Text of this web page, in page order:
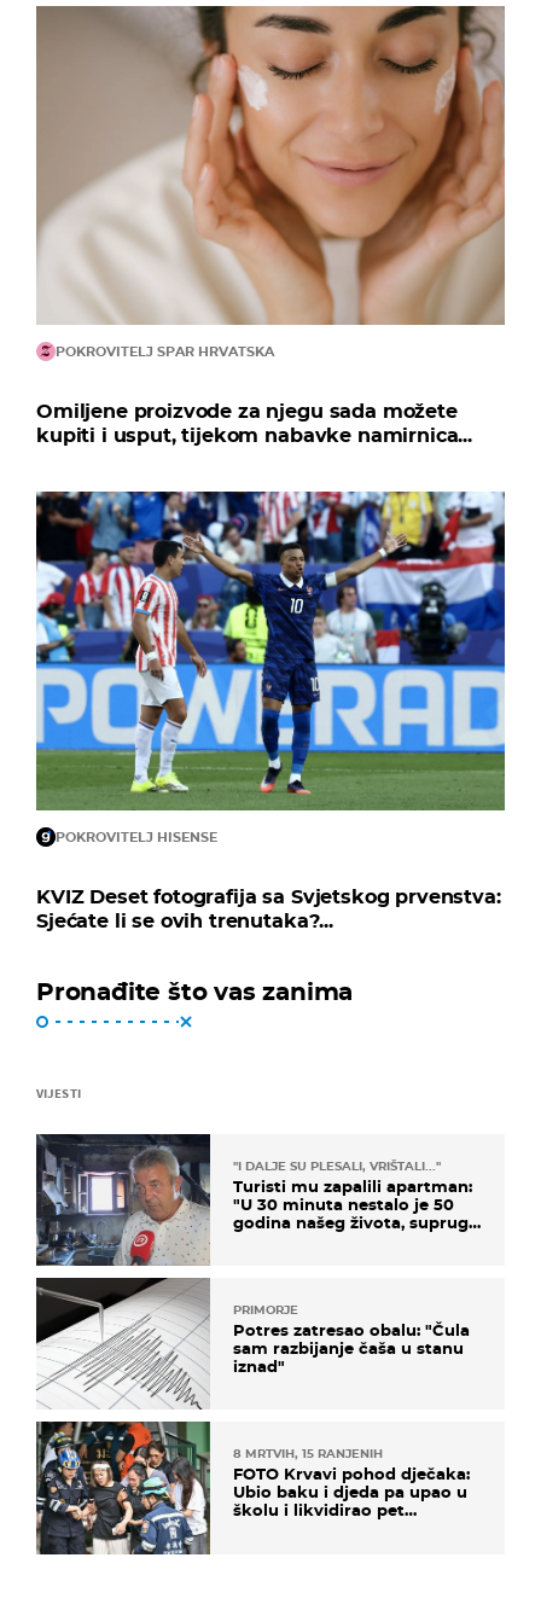
POKROVITELJ SPAR HRVATSKA
Omiljene proizvode za njegu sada možete
kupiti i usput, tijekom nabavke namirnica...
POKROVITELJ HISENSE
KVIZ Deset fotografija sa Svjetskog prvenstva:
Sjećate li se ovih trenutaka?...
Pronađite što vas zanima
VIJESTI
"I DALJE SU PLESALI, VRIŠTALI..."
Turisti mu zapalili apartman:
"U 30 minuta nestalo je 50
godina našeg života, supruga
PRIMORJE
Potres zatresao obalu: "Čula
sam razbijanje čaša u stanu
iznad"
8 MRTVIH, 15 RANJENIH
FOTO Krvavi pohod dječaka:
Ubio baku i djeda pa upao u
školu i likvidirao pet